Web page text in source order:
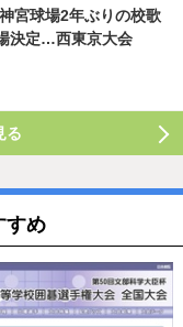
宮球場2年ぶりの校歌
決定…西東京大会
る
すめ